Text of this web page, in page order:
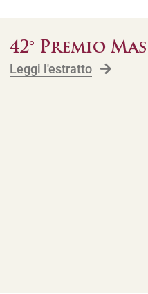
42° Premio
Leggi l'estratto